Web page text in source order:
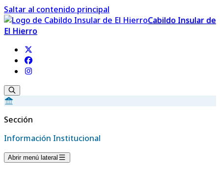
Saltar al contenido principal
Cabildo Insular de
El Hierro
Sección
Información Institucional
Abrir menú lateral